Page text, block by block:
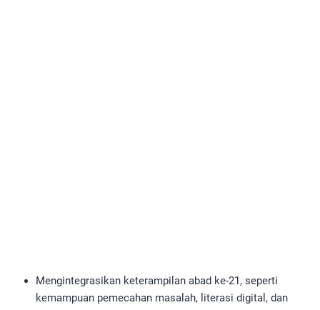
Mengintegrasikan keterampilan abad ke-21, seperti
kemampuan pemecahan masalah, literasi digital, dan